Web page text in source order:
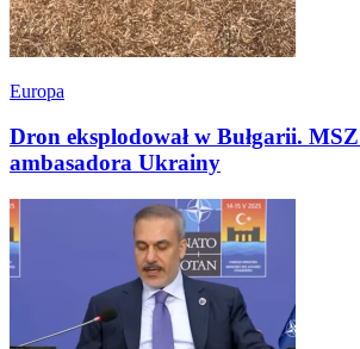
Europa
Dron eksplodował w Bułgarii.
ambasadora Ukrainy